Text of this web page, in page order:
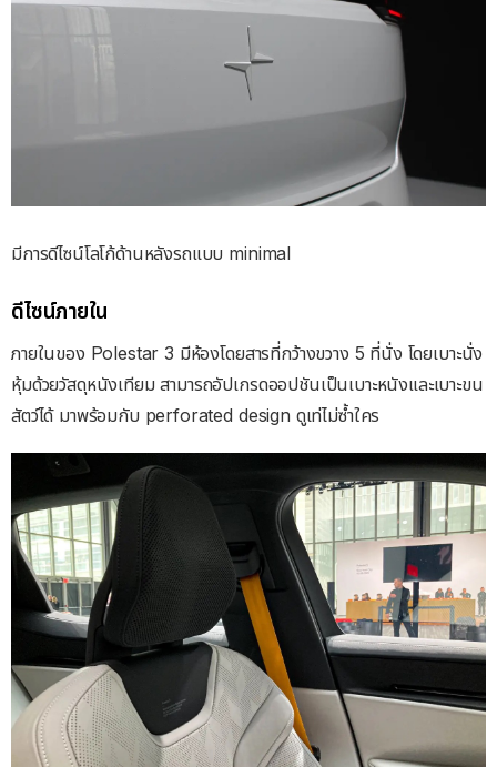
มีการดีไซน์โลโก้ด้านหลังรถแบบ minimal
ดีไซน์ภายใน
ภายในของ Polestar 3 มีห้องโดยสารที่กว้างขวาง 5 ที่นั่ง โดยเบาะนั่ง
หุ้มด้วยวัสดุหนังเทียม สามารถอัปเกรดออปชันเป็นเบาะหนังและเบาะขน
สัตว์ได้ มาพร้อมกับ perforated design ดูเท่ไม่ซ้ำใคร